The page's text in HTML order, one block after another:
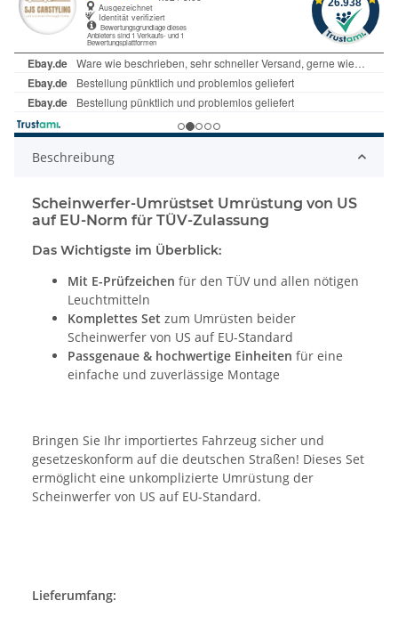
Beschreibung
Scheinwerfer-Umrüstset Umrüstung von US
auf EU-Norm für TÜV-Zulassung
Das Wichtigste im Überblick:
Mit E-Prüfzeichen für den TÜV und allen nötigen
Leuchtmitteln
Komplettes Set zum Umrüsten beider
Scheinwerfer von US auf EU-Standard
Passgenaue & hochwertige Einheiten für eine
einfache und zuverlässige Montage
Bringen Sie Ihr importiertes Fahrzeug sicher und
gesetzeskonform auf die deutschen Straßen! Dieses Set
ermöglicht eine unkomplizierte Umrüstung der
Scheinwerfer von US auf EU-Standard.
Lieferumfang: